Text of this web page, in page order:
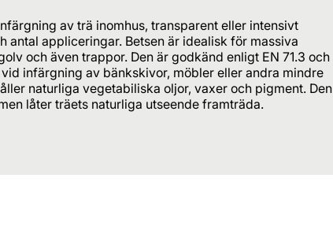
av trä inomhus, transparent eller intensivt
antal appliceringar. Betsen är idealisk för massiva
och även trappor. Den är godkänd enligt EN 71.3 och
infärgning av bänkskivor, möbler eller andra mindre
naturliga vegetabiliska oljor, vaxer och pigment. Den
låter träets naturliga utseende framträda.